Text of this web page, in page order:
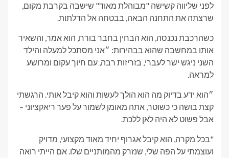
לפני שליווה קשישה "מבוהלת מאוד" שישבה בקרבת מקום,
שרצתה את התחנה הבאה, בבטחה אל הדלתות.
כשהרכבת נכנסה, הוא הבחין בחבר בורח, הוא אמר, והשאיר
אותו במחשבה שהוא בבהירות: ״אני מסתכל למעלה והילד
השני ניגש ישר לעברי, בזריזות רבה, עם חיוך עקום ומרושע
למראה.
״הוא ידע בדיוק מה הוא הולך לעשות והוא קיבל אותי. הרגשתי
קצת בושה כי כשוטר, אתה מאומן לשמור על פער ריאקציוני –
אבל פשוט לא היה לאן ללכת.
"בכל מקרה, הוא קיבל אגרוף יחיד מאוד מקצועי, מדויק
ועוצמתי על הפה שלי, שנזרק מהמותניים שלו. אם הייתי רואה